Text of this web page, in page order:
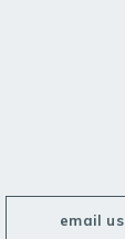
email us